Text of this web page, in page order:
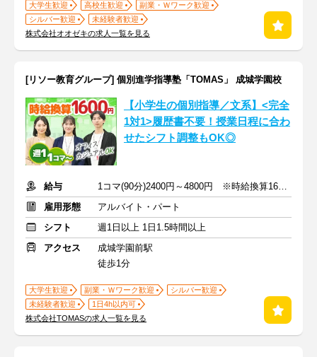
大学生歓迎 高校生歓迎
副業・Ｗワーク歓迎
シルバー歓迎
未経験者歓迎
株式会社オオゼキの求人一覧を見る
[リソー教育グループ] 個別進学指導塾「TOMAS」 成城学園校
【小学生の個別指導／文系】<完全
1対1>履歴書不要！授業日程に合わ
せたシフト調整もOK◎
給与
1コマ(90分)2400円～4800円 ※時給換算1600円～3200円
雇用形態
アルバイト・パート
シフト
週1日以上 1日1.5時間以上
アクセス
成城学園前駅
徒歩1分
大学生歓迎 副業・Ｗワーク歓迎
シルバー歓迎
未経験者歓迎
1日4h以内可
株式会社TOMASの求人一覧を見る